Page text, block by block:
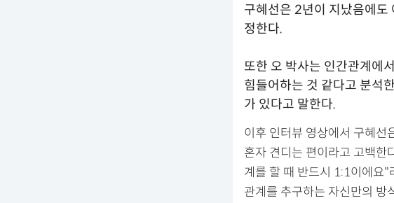
구혜선은 2년이 지났음에도
정한다.
또한 오 박사는 인간관계에
힘들어하는 것 같다고 분석
가 있다고 말한다.
이후 인터뷰 영상에서 구혜선
혼자 견디는 편이라고 고백한
계를 할 때 반드시 1:1이에요
관계를 추구하는 자신만의 방